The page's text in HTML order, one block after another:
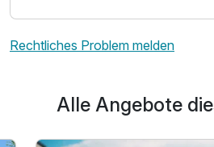
Rechtliches Problem melden
Alle Angebote